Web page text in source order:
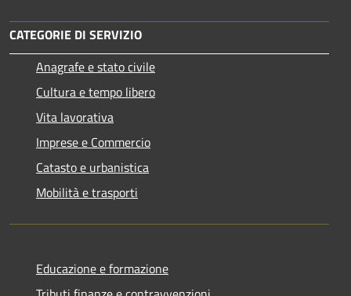
CATEGORIE DI SERVIZIO
Anagrafe e stato civile
Cultura e tempo libero
Vita lavorativa
Imprese e Commercio
Catasto e urbanistica
Mobilità e trasporti
Educazione e formazione